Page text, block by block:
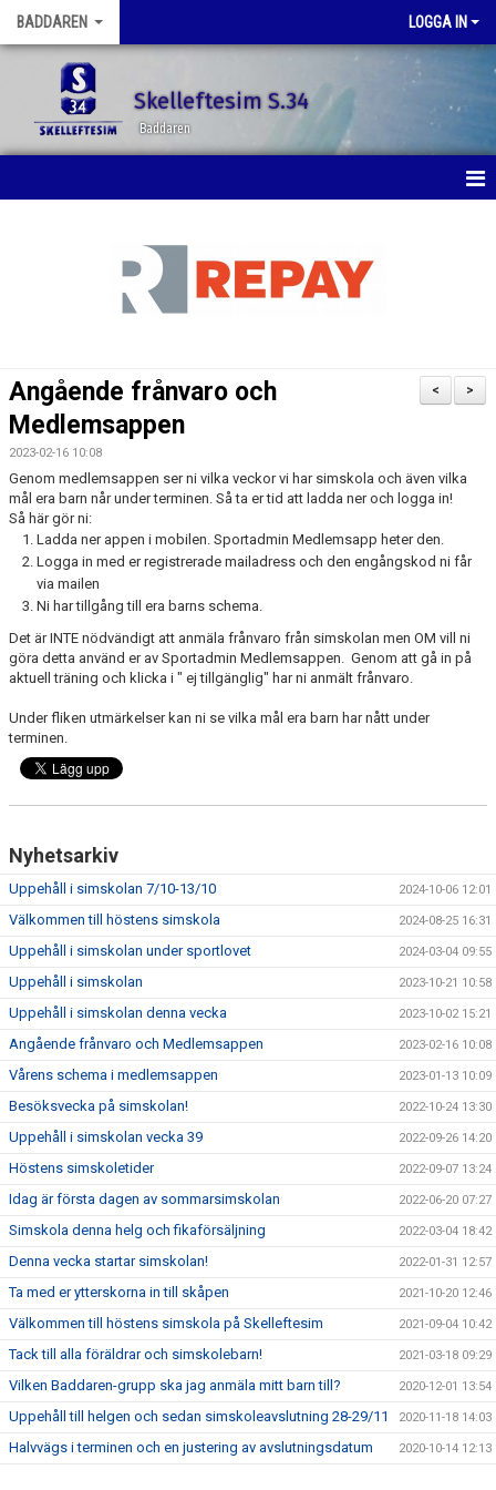
BADDAREN LOGGA IN
Skelleftesim S.34
Baddaren
DOKUMENT
KONTAKT
>
<
Angående frånvaro och
Medlemsappen
2023-02-16 10:08
Genom medlemsappen ser ni vilka veckor vi har simskola och även vilka
mål era barn når under terminen. Så ta er tid att ladda ner och logga in!
Så här gör ni:
Ladda ner appen i mobilen. Sportadmin Medlemsapp heter den.
Logga in med er registrerade mailadress och den engångskod ni får
via mailen
Ni har tillgång till era barns schema.
Det är INTE nödvändigt att anmäla frånvaro från simskolan men OM vill ni
göra detta använd er av Sportadmin Medlemsappen. Genom att gå in på
aktuell träning och klicka i " ej tillgänglig" har ni anmält frånvaro.
Under fliken utmärkelser kan ni se vilka mål era barn har nått under
terminen.
Nyhetsarkiv
Uppehåll i simskolan 7/10-13/10 2024-10-06 12:01
Välkommen till höstens simskola 2024-08-25 16:31
Uppehåll i simskolan under sportlovet 2024-03-04 09:55
Uppehåll i simskolan 2023-10-21 10:58
Uppehåll i simskolan denna vecka 2023-10-02 15:21
Angående frånvaro och Medlemsappen 2023-02-16 10:08
Vårens schema i medlemsappen 2023-01-13 10:09
Besöksvecka på simskolan! 2022-10-24 13:30
Uppehåll i simskolan vecka 39 2022-09-26 14:20
Höstens simskoletider 2022-09-07 13:24
Idag är första dagen av sommarsimskolan 2022-06-20 07:27
Simskola denna helg och fikaförsäljning 2022-03-04 18:42
Denna vecka startar simskolan! 2022-01-31 12:57
Ta med er ytterskorna in till skåpen 2021-10-20 12:46
Välkommen till höstens simskola på Skelleftesim 2021-09-04 10:42
Tack till alla föräldrar och simskolebarn! 2021-03-18 09:29
Vilken Baddaren-grupp ska jag anmäla mitt barn till? 2020-12-01 13:54
Uppehåll till helgen och sedan simskoleavslutning 28-29/11 2020-11-18 14:03
Halvvägs i terminen och en justering av avslutningsdatum 2020-10-14 12:13